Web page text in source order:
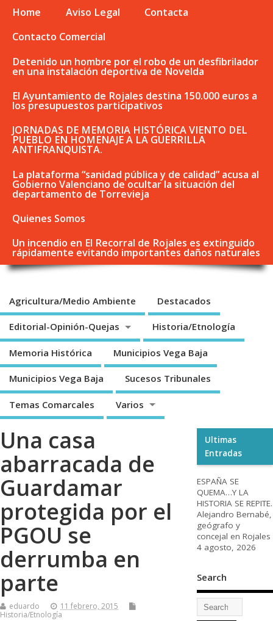
Home Aviso Legal
Contacta
Contacto Comercial
Detenido un hombre por el robo de un desfibrilador
en una instalación deportiva de Novelda
El Ayuntamiento de Rojales destina 150.000 euros a
los presupuestos participativos
JORNADAS DE MEMORIA HISTÓRICA VIENTO DEL
PUEBLO EN HOMENAJE A LA GUERRILLA
ANTIFRANQUISTA.
La plataforma “sanidad pública y de calidad” acusa al
Gobierno Valenciano de ocultar la situación del
departamento de Torrevieja
Quienes Somos
Un incendio en El Recorral de Rojales es extinguido
rápidamente evitando importantes daños naturales
Agricultura/Medio Ambiente Destacados
Editorial-Opinión-Quejas Historia/Etnología
Memoria Histórica Municipios Vega Baja
Municipios Vega Baja Sucesos Tribunales
Temas Comarcales Varios
Una casa
abarracada de
Guardamar
protegida por el
PGOU se
derrumba en
parte
eduardo
11 febrero, 2015
Historia/Etnología
Ultimas
Entradas
ESPAÑA SE
QUEMA…Y LA
HISTORIA SE REPITE.
Alejandro Bernabé,
geógrafo y
concejal en Rojales
4 agosto, 2026
Search